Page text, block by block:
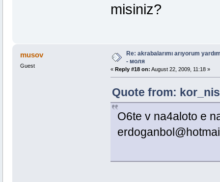
misiniz?
musov
Guest
Re: akrabalarımı arıyorum
- моля
« Reply #18 on: August 22, 2009, 11:18 »
Quote from:
O6te v na4aloto e